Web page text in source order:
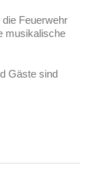
Feuerwehr
musikalische
Gäste sind